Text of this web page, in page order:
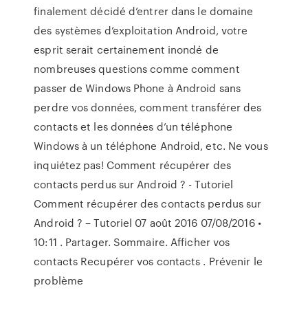
finalement décidé d’entrer dans le domaine
des systèmes d’exploitation Android, votre
esprit serait certainement inondé de
nombreuses questions comme comment
passer de Windows Phone à Android sans
perdre vos données, comment transférer des
contacts et les données d’un téléphone
Windows à un téléphone Android, etc. Ne vous
inquiétez pas! Comment récupérer des
contacts perdus sur Android ? - Tutoriel
Comment récupérer des contacts perdus sur
Android ? – Tutoriel 07 août 2016 07/08/2016 •
10:11 . Partager. Sommaire. Afficher vos
contacts Recupérer vos contacts . Prévenir le
problème